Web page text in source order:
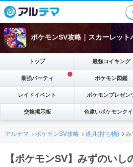
ポケモンSV攻略｜スカーレット
トップ 最強コイキング
最強パーティ ポケモン図鑑
レイドイベント ポケモンプレゼン
交換掲示板 色違いポケモンク
アルテマ ポケモンSV攻略 道具(持ち物) み
【ポケモンSV】みずのいし